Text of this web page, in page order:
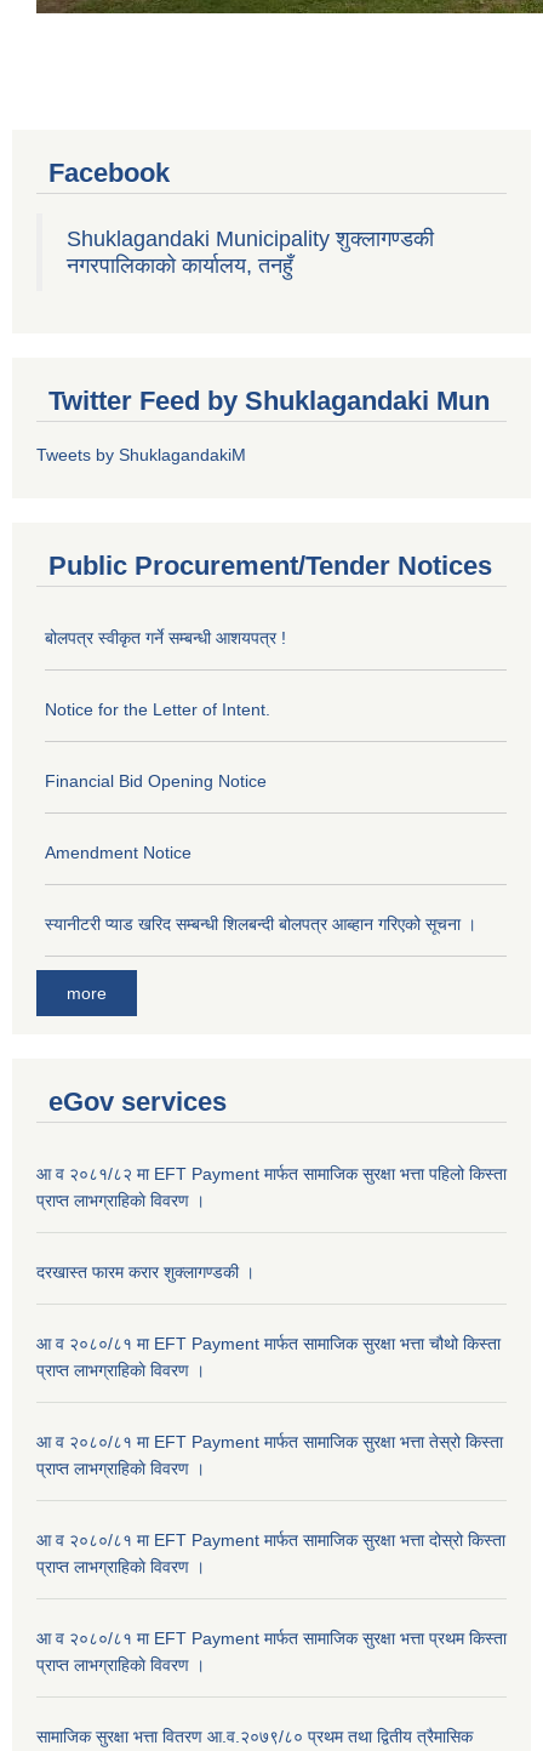
Facebook
Shuklagandaki Municipality शुक्लागण्डकी
नगरपालिकाको कार्यालय, तनहुँ
Twitter Feed by Shuklagandaki Mun
Tweets by ShuklagandakiM
Public Procurement/Tender Notices
बोलपत्र स्वीकृत गर्ने सम्बन्धी आशयपत्र !
Notice for the Letter of Intent.
Financial Bid Opening Notice
Amendment Notice
स्यानीटरी प्याड खरिद सम्बन्धी शिलबन्दी बोलपत्र आब्हान गरिएको सूचना ।
more
eGov services
आ व २०८१/८२ मा EFT Payment मार्फत सामाजिक सुरक्षा भत्ता पहिलो किस्ता
प्राप्त लाभग्राहिकाे विवरण ।
दरखास्त फारम करार शुक्लागण्डकी ।
आ व २०८०/८१ मा EFT Payment मार्फत सामाजिक सुरक्षा भत्ता चौथो किस्ता
प्राप्त लाभग्राहिकाे विवरण ।
आ व २०८०/८१ मा EFT Payment मार्फत सामाजिक सुरक्षा भत्ता तेस्रो किस्ता
प्राप्त लाभग्राहिकाे विवरण ।
आ व २०८०/८१ मा EFT Payment मार्फत सामाजिक सुरक्षा भत्ता दोस्रो किस्ता
प्राप्त लाभग्राहिकाे विवरण ।
आ व २०८०/८१ मा EFT Payment मार्फत सामाजिक सुरक्षा भत्ता प्रथम किस्ता
प्राप्त लाभग्राहिकाे विवरण ।
सामाजिक सुरक्षा भत्ता वितरण आ.व.२०७९/८० प्रथम तथा द्वितीय त्रैमासिक